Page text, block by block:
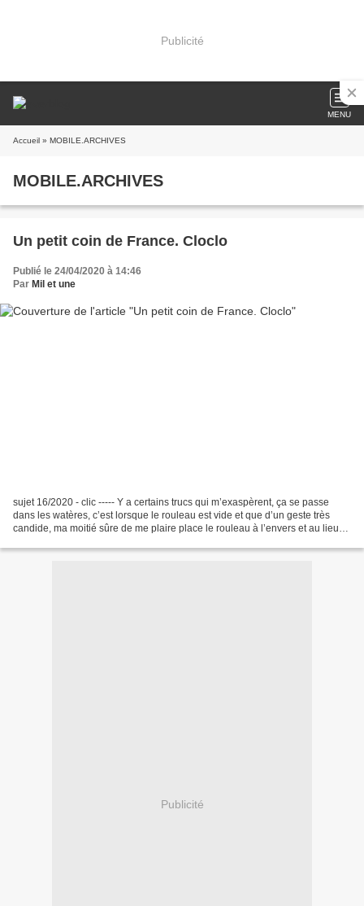
Publicité
MENU
Accueil » MOBILE.ARCHIVES
MOBILE.ARCHIVES
Un petit coin de France. Cloclo
Publié le 24/04/2020 à 14:46
Par Mil et une
sujet 16/2020 - clic ----- Y a certains trucs qui m’exaspèrent, ça se passe
dans les watères, c’est lorsque le rouleau est vide et que d’un geste très
candide, ma moitié sûre de me plaire place le rouleau à l’envers et au lieu
Publicité